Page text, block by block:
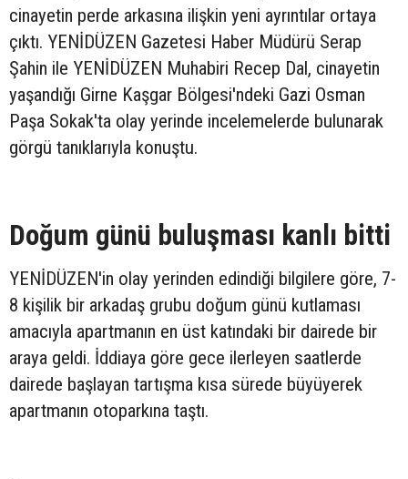
cinayetin perde arkasına ilişkin yeni ayrıntılar ortaya
çıktı. YENİDÜZEN Gazetesi Haber Müdürü Serap
Şahin ile YENİDÜZEN Muhabiri Recep Dal, cinayetin
yaşandığı Girne Kaşgar Bölgesi'ndeki Gazi Osman
Paşa Sokak'ta olay yerinde incelemelerde bulunarak
görgü tanıklarıyla konuştu.
Doğum günü buluşması kanlı bitti
YENİDÜZEN'in olay yerinden edindiği bilgilere göre, 7-
8 kişilik bir arkadaş grubu doğum günü kutlaması
amacıyla apartmanın en üst katındaki bir dairede bir
araya geldi. İddiaya göre gece ilerleyen saatlerde
dairede başlayan tartışma kısa sürede büyüyerek
apartmanın otoparkına taştı.